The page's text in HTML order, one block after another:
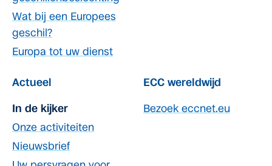
Wat bij een Europees
geschil?
Europa tot uw dienst
Actueel
In de kijker
Onze activiteiten
Nieuwsbrief
ECC wereldwijd
Bezoek eccnet.eu